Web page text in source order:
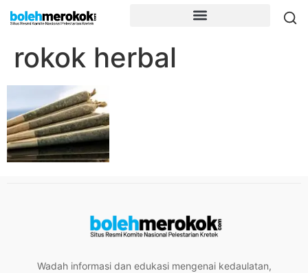
rokok herbal
Wadah informasi dan edukasi mengenai kedaulatan,